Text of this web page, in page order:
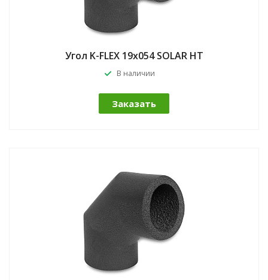
Угол K-FLEX 19x054 SOLAR HT
В наличии
Заказать